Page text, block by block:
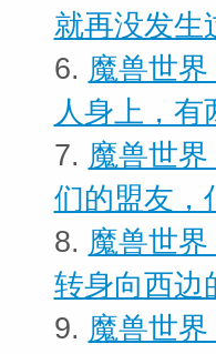
就再没发生
6. 魔兽世
人身上，有
7. 魔兽世
们的盟友，
8. 魔兽世
转身向西边
9. 魔兽世